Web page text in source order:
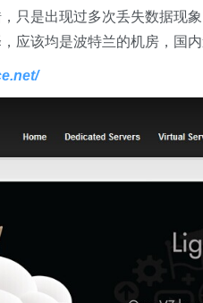
只是出现过多次丢失数据现
应该均是波特兰的机房，国内